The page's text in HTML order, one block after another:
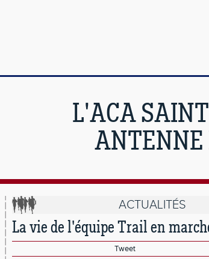
L'ACA
ANTENNE
ACTUALITÉS
La vie de l'équipe Trail en
Tweet